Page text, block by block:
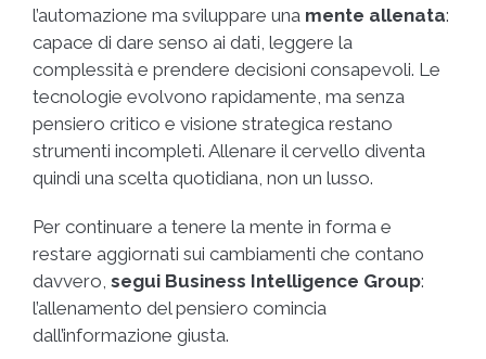
l’automazione ma sviluppare una mente allenata:
capace di dare senso ai dati, leggere la
complessità e prendere decisioni consapevoli. Le
tecnologie evolvono rapidamente, ma senza
pensiero critico e visione strategica restano
strumenti incompleti. Allenare il cervello diventa
quindi una scelta quotidiana, non un lusso.
Per continuare a tenere la mente in forma e
restare aggiornati sui cambiamenti che contano
davvero, segui Business Intelligence Group:
l’allenamento del pensiero comincia
dall’informazione giusta.